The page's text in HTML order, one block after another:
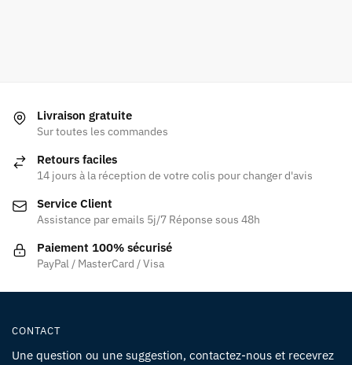
Livraison gratuite
Sur toutes les commandes
Retours faciles
14 jours à la réception de votre colis pour changer d'avis
Service Client
Assistance par emails 5j/7 Réponse sous 48h
Paiement 100% sécurisé
PayPal / MasterCard / Visa
CONTACT
Une question ou une suggestion, contactez-nous et recevrez